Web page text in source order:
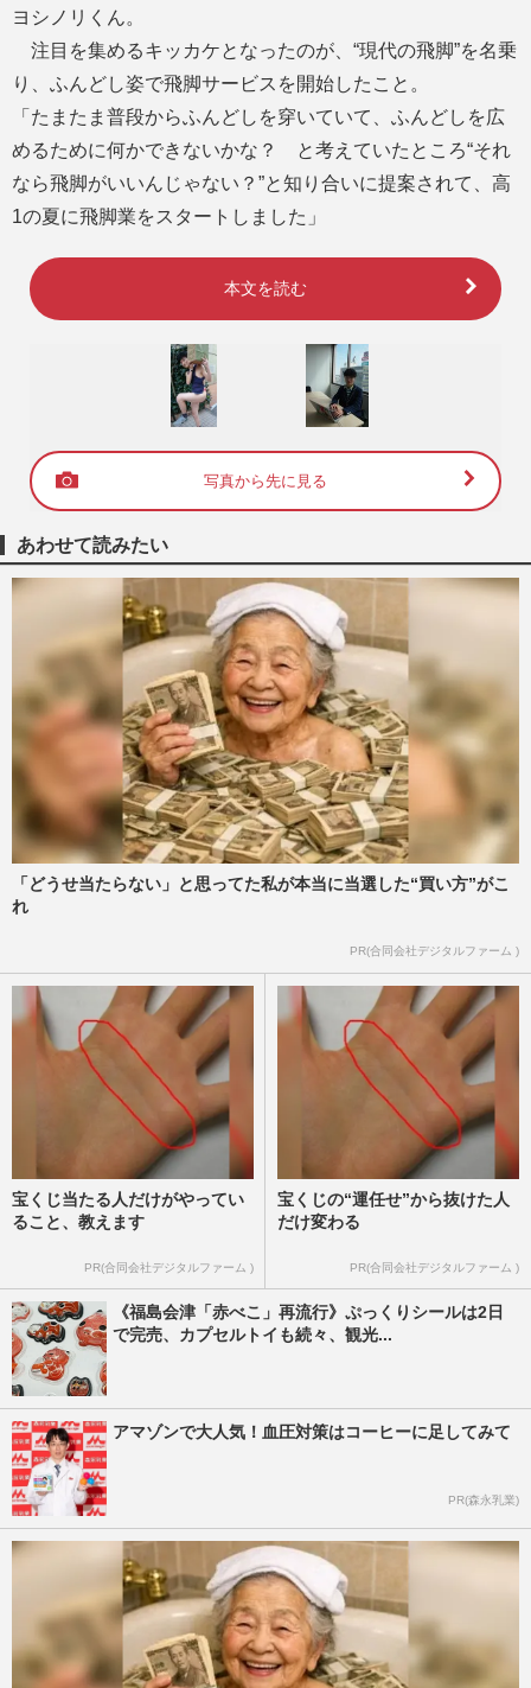
ヨシノリくん。
注目を集めるキッカケとなったのが、“現代の飛脚”を名乗
り、ふんどし姿で飛脚サービスを開始したこと。
「たまたま普段からふんどしを穿いていて、ふんどしを広
めるために何かできないかな？ と考えていたところ“それ
なら飛脚がいいんじゃない？”と知り合いに提案されて、高
1の夏に飛脚業をスタートしました」
本文を読む
写真から先に見る
あわせて読みたい
「どうせ当たらない」と思ってた私が本当に当選した“買い方”がこ
れ
PR(合同会社デジタルファーム )
宝くじ当たる人だけがやってい
ること、教えます
PR(合同会社デジタルファーム )
宝くじの“運任せ”から抜けた人
だけ変わる
PR(合同会社デジタルファーム )
《福島会津「赤べこ」再流行》ぷっくりシールは2日
で完売、カプセルトイも続々、観光...
アマゾンで大人気！血圧対策はコーヒーに足してみて
PR(森永乳業)